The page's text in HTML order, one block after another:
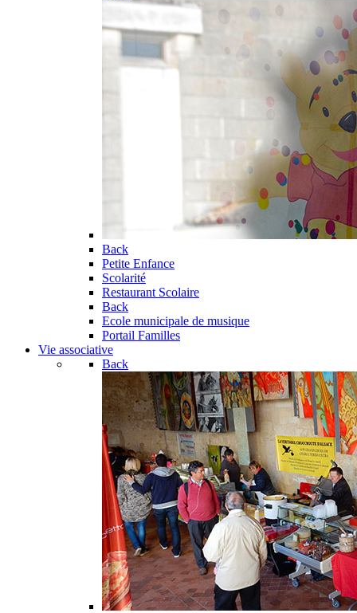
Back
Petite Enfance
Scolarité
Restaurant Scolaire
Back
Ecole municipale de musique
Portail Familles
Vie associative
Back